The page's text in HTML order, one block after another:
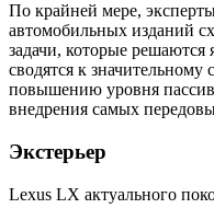
По крайней мере,
автомобильных изданий
задачи, которые
сводятся к
повышению уровня
внедрения самых
Экстерьер
Lexus LX актуального